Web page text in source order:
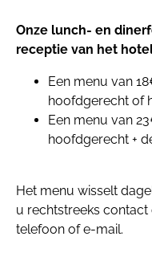
Onze lunch- en
receptie van het
Een menu van
hoofdgerecht of
Een menu van
hoofdgerecht +
Het menu wisselt
u rechtstreeks
telefoon of e-mail.